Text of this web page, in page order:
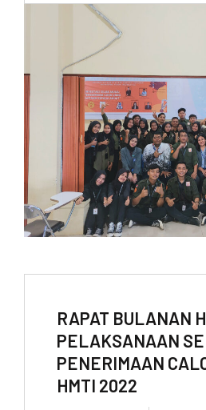
RAPAT BULANAN
PELAKSANAAN
PENERIMAAN
HMTI 2022